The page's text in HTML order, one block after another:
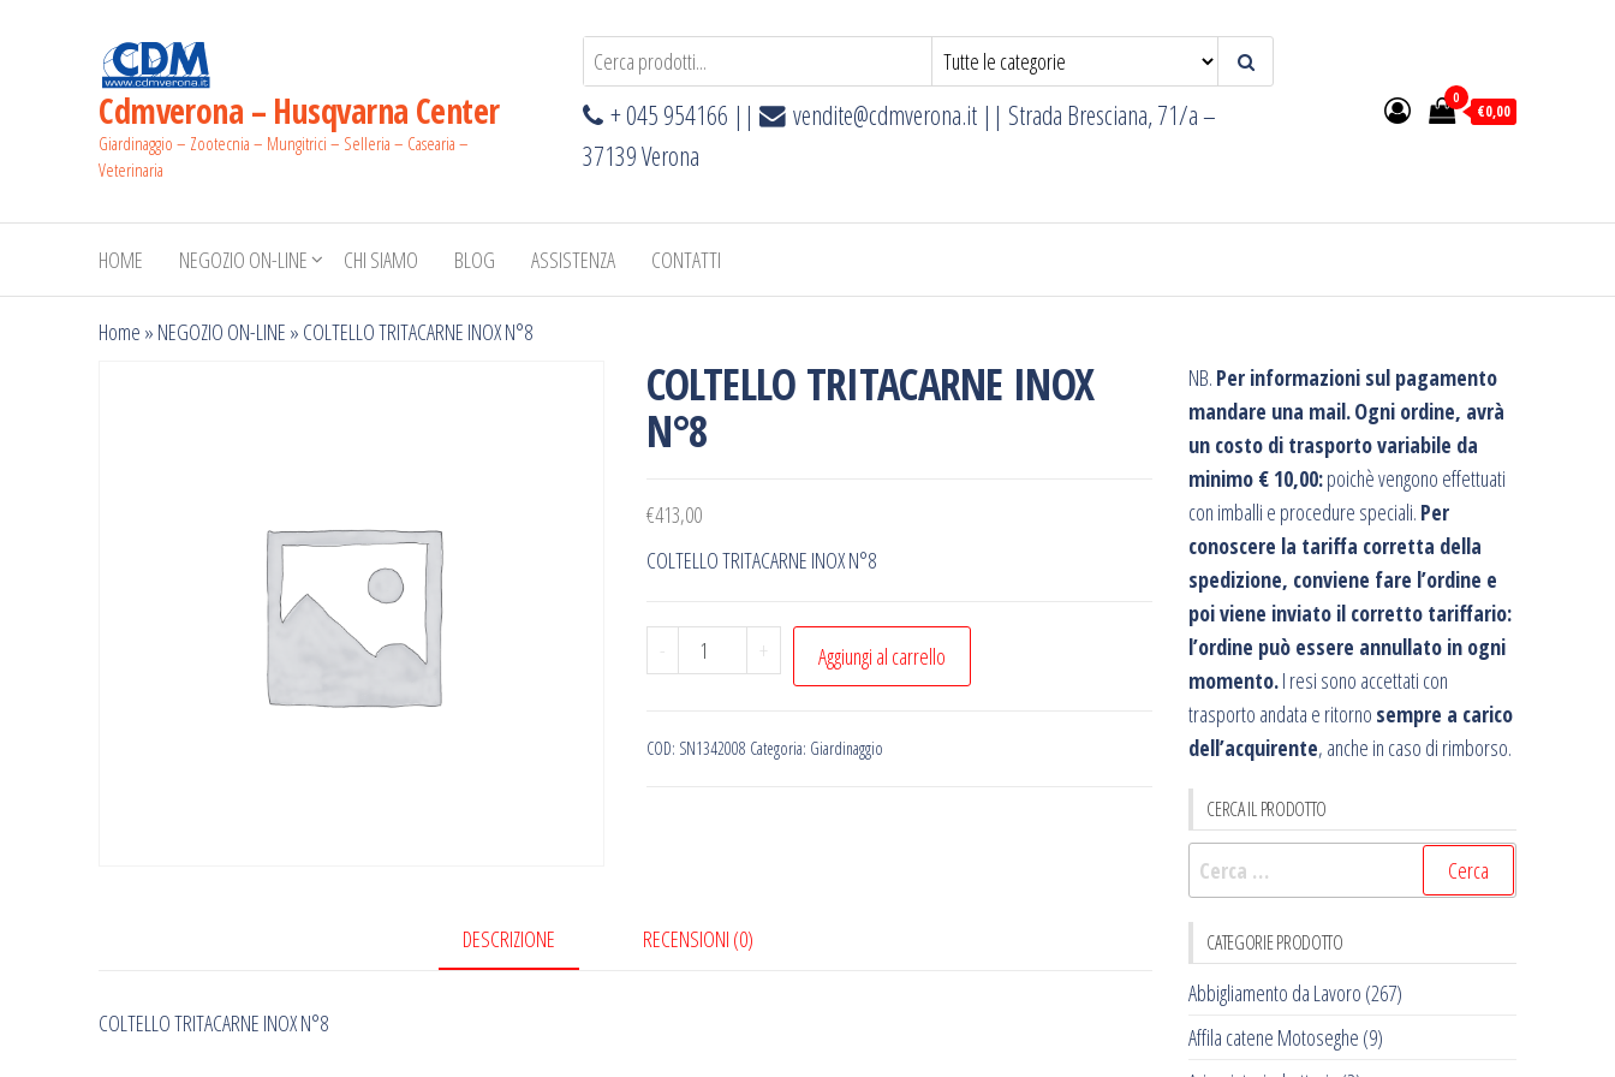
Cdmverona – Husqvarna Center
Giardinaggio – Zootecnia – Mungitrici – Selleria – Casearia –
Veterinaria
+ 045 954166 || vendite@cdmverona.it || Strada Bresciana, 71/a –
37139 Verona
0
€0,00
HOME NEGOZIO ON-LINE CHI SIAMO BLOG ASSISTENZA CONTATTI
Home » NEGOZIO ON-LINE » COLTELLO TRITACARNE INOX N°8
COLTELLO TRITACARNE INOX
N°8
€413,00
COLTELLO TRITACARNE INOX N°8
-
COLTELLO
TRITACARNE
N°8
+ Aggiungi al carrello
COD: SN1342008 Categoria: Giardinaggio
DESCRIZIONE RECENSIONI (0)
COLTELLO TRITACARNE INOX N°8
NB. Per informazioni sul pagamento
mandare una mail.Ogni ordine, avrà
un costo di trasporto variabile da
minimo € 10,00:poichè vengono effettuati
con imballi e procedure speciali. Per
conoscere la tariffa corretta della
spedizione, conviene fare l’ordine e
poi viene inviato il corretto tariffario:
l’ordine può essere annullato in ogni
momento.I resi sono accettati con
trasporto andata e ritorno sempre a carico
dell’acquirente, anche in caso di rimborso.
CERCA IL PRODOTTO
Ricerca
per:
CATEGORIE PRODOTTO
Abbigliamento da Lavoro (267)
Affila catene Motoseghe (9)